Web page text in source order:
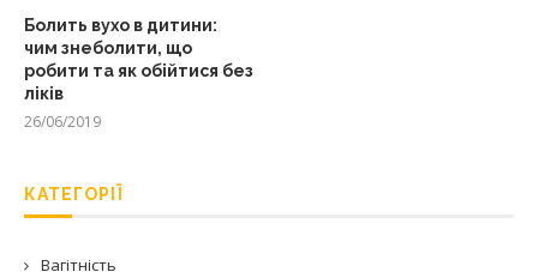
Болить вухо в дитини:
чим знеболити, що
робити та як обійтися без
ліків
26/06/2019
КАТЕГОРІЇ
Вагітність